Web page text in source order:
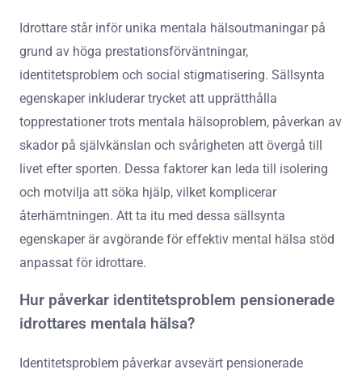
Idrottare står inför unika mentala hälsoutmaningar på
grund av höga prestationsförväntningar,
identitetsproblem och social stigmatisering. Sällsynta
egenskaper inkluderar trycket att upprätthålla
topprestationer trots mentala hälsoproblem, påverkan av
skador på självkänslan och svårigheten att övergå till
livet efter sporten. Dessa faktorer kan leda till isolering
och motvilja att söka hjälp, vilket komplicerar
återhämtningen. Att ta itu med dessa sällsynta
egenskaper är avgörande för effektiv mental hälsa stöd
anpassat för idrottare.
Hur påverkar identitetsproblem pensionerade
idrottares mentala hälsa?
Identitetsproblem påverkar avsevärt pensionerade